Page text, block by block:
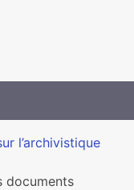
l’archivistique
documents